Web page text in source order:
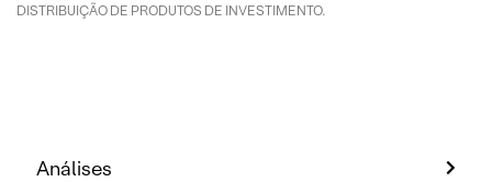
DISTRIBUIÇÃO DE PRODUTOS DE INVESTIMENTO.
Análises